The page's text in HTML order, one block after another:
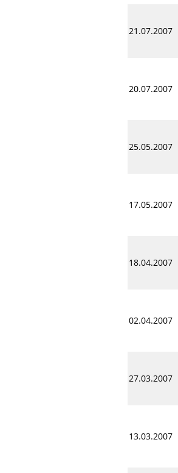
21.07.2007
20.07.2007
25.05.2007
17.05.2007
18.04.2007
02.04.2007
27.03.2007
13.03.2007